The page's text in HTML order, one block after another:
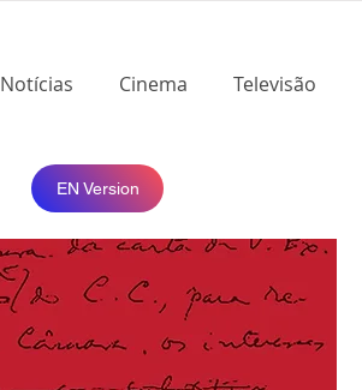
Notícias Cinema Televisão
EN Version